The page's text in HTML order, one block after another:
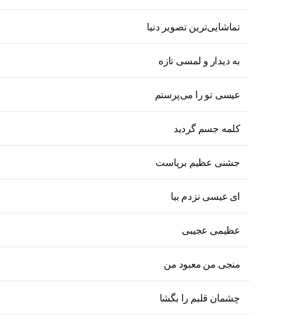
تماشایی‌ترین تصویر دنیا
به دیدار و لمسی تازه
عیسی تو را می‌پرستم
کلمه جسم گردید
جشنی عظیم برپاست
ای عیسی نزدم بیا
عظیمی عجیبی
منجی من معبود من
چشمان قلبم را بگشا